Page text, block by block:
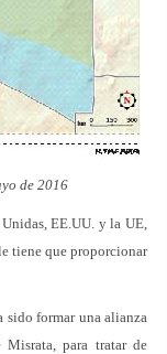
de 2016
EE.UU. y la UE,
tiene que proporcionar
sido formar una alianza
para tratar de